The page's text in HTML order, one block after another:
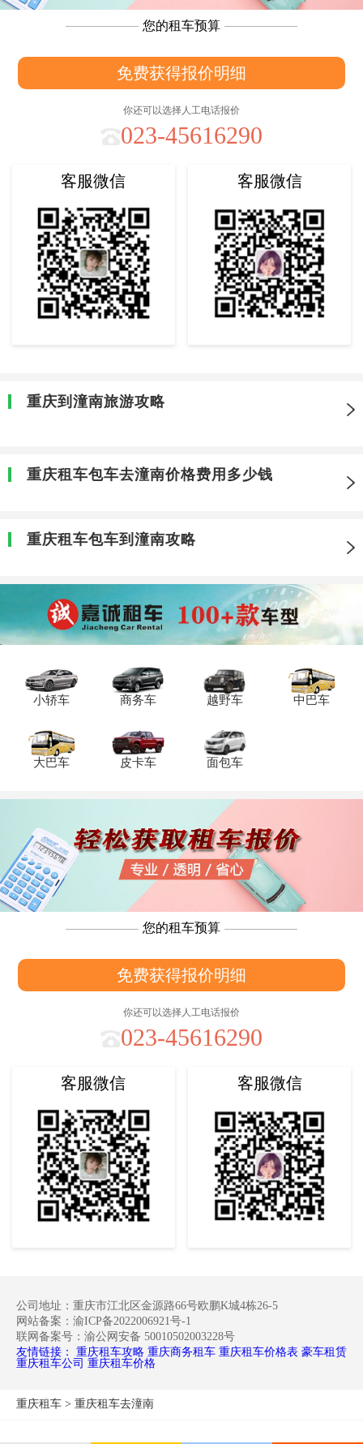
您的租车预算
免费获得报价明细
你还可以选择人工电话报价
023-45616290
客服微信 客服微信
重庆到潼南旅游攻略
重庆租车包车去潼南价格费用多少钱
重庆租车包车到潼南攻略
小轿车 商务车 越野车 中巴车
大巴车 皮卡车 面包车
您的租车预算
免费获得报价明细
你还可以选择人工电话报价
023-45616290
客服微信 客服微信
公司地址：重庆市江北区金源路66号欧鹏K城4栋26-5
网站备案：渝ICP备2022006921号-1
联网备案号：渝公网安备 50010502003228号
友情链接：
重庆租车攻略 重庆商务租车 重庆租车价格表 豪车租赁
重庆租车公司 重庆租车价格
重庆租车 > 重庆租车去潼南